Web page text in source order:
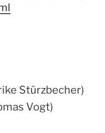
Stürzbecher)
Vogt)